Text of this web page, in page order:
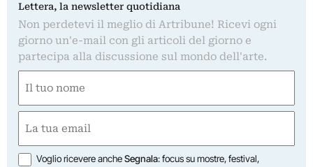
Lettera, la newsletter quotidiana
Non perdetevi il meglio di Artribune! Ricevi ogni
giorno un'e-mail con gli articoli del giorno e
partecipa alla discussione sul mondo dell'arte.
(Obbligatorio)
Nome
(Obbligatorio)
Opzioni
Voglio ricevere ancheSegnala: focus su mostre, festival,